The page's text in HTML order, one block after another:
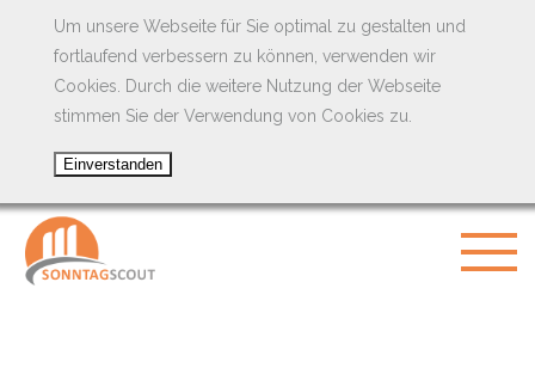
Um unsere Webseite für Sie optimal zu gestalten und
fortlaufend verbessern zu können, verwenden wir
Cookies. Durch die weitere Nutzung der Webseite
stimmen Sie der Verwendung von Cookies zu.